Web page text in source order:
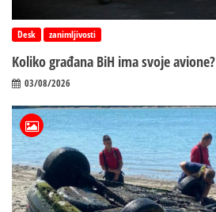
Desk zanimljivosti
Koliko građana BiH ima svoje avione?
03/08/2026